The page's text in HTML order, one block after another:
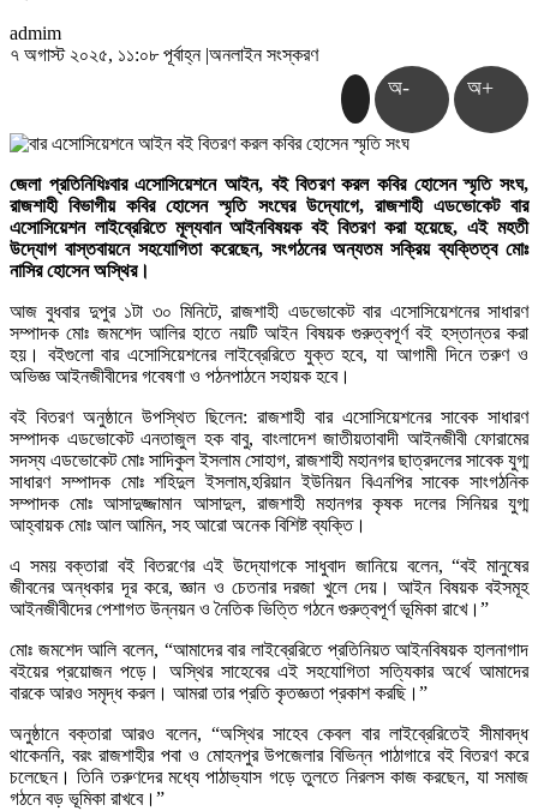
admim
৭ অগাস্ট ২০২৫, ১১:০৮ পূর্বাহ্ন |অনলাইন সংস্করণ
অ- অ+
জেলা প্রতিনিধিঃবার এসোসিয়েশনে আইন, বই বিতরণ করল কবির হোসেন স্মৃতি সংঘ,
রাজশাহী বিভাগীয় কবির হোসেন স্মৃতি সংঘের উদ্যোগে, রাজশাহী এডভোকেট বার
এসোসিয়েশন লাইব্রেরিতে মূল্যবান আইনবিষয়ক বই বিতরণ করা হয়েছে, এই মহতী
উদ্যোগ বাস্তবায়নে সহযোগিতা করেছেন, সংগঠনের অন্যতম সক্রিয় ব্যক্তিত্ব মোঃ
নাসির হোসেন অস্থির।
আজ বুধবার দুপুর ১টা ৩০ মিনিটে, রাজশাহী এডভোকেট বার এসোসিয়েশনের সাধারণ
সম্পাদক মোঃ জমশেদ আলির হাতে নয়টি আইন বিষয়ক গুরুত্বপূর্ণ বই হস্তান্তর করা
হয়। বইগুলো বার এসোসিয়েশনের লাইব্রেরিতে যুক্ত হবে, যা আগামী দিনে তরুণ ও
অভিজ্ঞ আইনজীবীদের গবেষণা ও পঠনপাঠনে সহায়ক হবে।
বই বিতরণ অনুষ্ঠানে উপস্থিত ছিলেন: রাজশাহী বার এসোসিয়েশনের সাবেক সাধারণ
সম্পাদক এডভোকেট এনতাজুল হক বাবু, বাংলাদেশ জাতীয়তাবাদী আইনজীবী ফোরামের
সদস্য এডভোকেট মোঃ সাদিকুল ইসলাম সোহাগ, রাজশাহী মহানগর ছাত্রদলের সাবেক যুগ্ম
সাধারণ সম্পাদক মোঃ শহিদুল ইসলাম,হরিয়ান ইউনিয়ন বিএনপির সাবেক সাংগঠনিক
সম্পাদক মোঃ আসাদুজ্জামান আসাদুল, রাজশাহী মহানগর কৃষক দলের সিনিয়র যুগ্ম
আহ্বায়ক মোঃ আল আমিন, সহ আরো অনেক বিশিষ্ট ব্যক্তি।
এ সময় বক্তারা বই বিতরণের এই উদ্যোগকে সাধুবাদ জানিয়ে বলেন, “বই মানুষের
জীবনের অন্ধকার দূর করে, জ্ঞান ও চেতনার দরজা খুলে দেয়। আইন বিষয়ক বইসমূহ
আইনজীবীদের পেশাগত উন্নয়ন ও নৈতিক ভিত্তি গঠনে গুরুত্বপূর্ণ ভূমিকা রাখে।”
মোঃ জমশেদ আলি বলেন, “আমাদের বার লাইব্রেরিতে প্রতিনিয়ত আইনবিষয়ক হালনাগাদ
বইয়ের প্রয়োজন পড়ে। অস্থির সাহেবের এই সহযোগিতা সত্যিকার অর্থে আমাদের
বারকে আরও সমৃদ্ধ করল। আমরা তার প্রতি কৃতজ্ঞতা প্রকাশ করছি।”
অনুষ্ঠানে বক্তারা আরও বলেন, “অস্থির সাহেব কেবল বার লাইব্রেরিতেই সীমাবদ্ধ
থাকেননি, বরং রাজশাহীর পবা ও মোহনপুর উপজেলার বিভিন্ন পাঠাগারে বই বিতরণ করে
চলেছেন। তিনি তরুণদের মধ্যে পাঠাভ্যাস গড়ে তুলতে নিরলস কাজ করছেন, যা সমাজ
গঠনে বড় ভূমিকা রাখবে।”